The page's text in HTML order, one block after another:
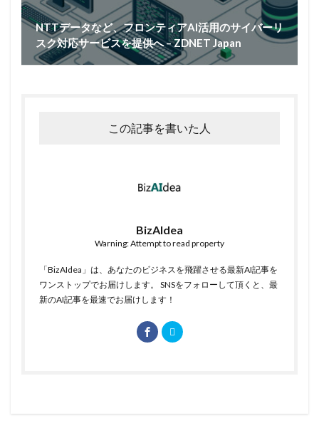
NTTデータなど、フロンティアAI活用のサイバーリ
スク対応サービスを提供へ – ZDNET Japan
この記事を書いた人
BizAIdea
Warning: Attempt to read property
「BizAIdea」は、あなたのビジネスを飛躍させる最新AI記事を
ワンストップでお届けします。 SNSをフォローして頂くと、最
新のAI記事を最速でお届けします！